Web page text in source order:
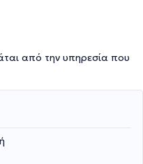
(Κλινική Ψυχικού),
Γαστρεντερολόγος του
Διευθυντής της
Γενικού Στρατιωτικού
από την υπηρεσία που